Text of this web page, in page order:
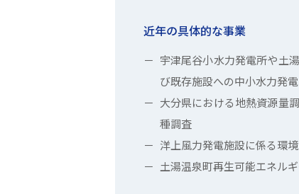
近年の具体的な事業
宇津尾谷小水力発電所や土
び既存施設への中小水力発
大分県における地熱資源量
種調査
洋上風力発電施設に係る環
土湯温泉町再生可能エネル